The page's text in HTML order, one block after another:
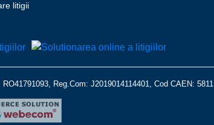
litigii
Reg.Com: J2019014114401, Cod CAEN: 5811